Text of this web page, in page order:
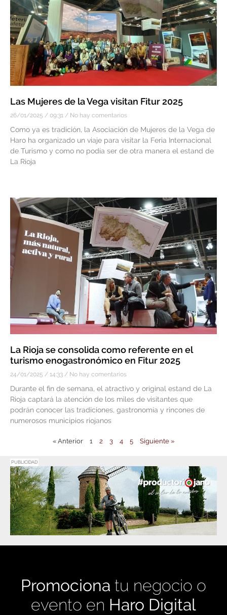
Las Mujeres de la Vega visitan Fitur 2025
26/01/2025 09:31 No hay comentarios
Como ya es tradición, la Asociación de Mujeres de la Vega de
Haro ha organizado un viaje para visitar la Feria Internacional
de Turismo y como no podía ser de otra manera el estand de
La Rioja
La Rioja se consolida como referente en el
turismo enogastronómico en Fitur 2025
24/01/2025 14:33 No hay comentarios
Durante el fin de semana, el atractivo y original estand de La
Rioja captará la atención de los miles de visitantes que
podrán conocer las tradiciones, gastronomía y rincones de
numerosos municipios riojanos
« Anterior 1 2 3 4 5 Siguiente »
PUBLICIDAD
Promociona tu negocio o
evento en Haro Digital